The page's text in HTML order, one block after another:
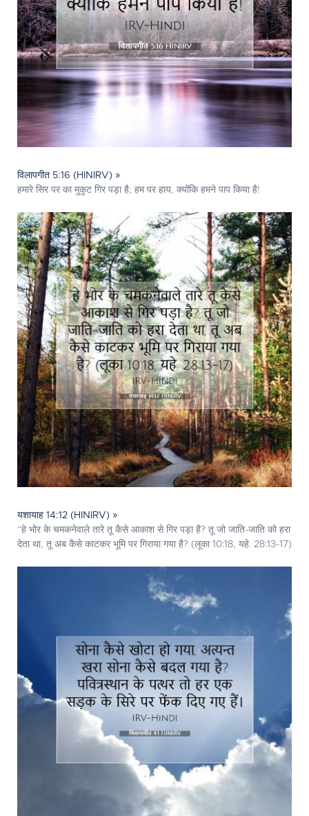
विलापगीत 5:16 (HINIRV) »
हमारे सिर पर का मुकुट गिर पड़ा है; हम पर हाय, क्योंकि हमने पाप किया है!
यशायाह 14:12 (HINIRV) »
“हे भोर के चमकनेवाले तारे तू कैसे आकाश से गिर पड़ा है? तू जो जाति-जाति को हरा
देता था, तू अब कैसे काटकर भूमि पर गिराया गया है? (लूका 10:18, यहे. 28:13-17)